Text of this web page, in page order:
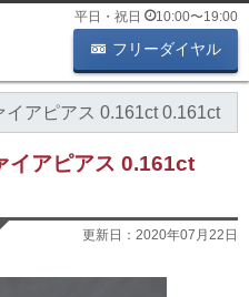
平日・祝日 10:00〜19:00
フリーダイヤル
アピアス 0.161ct 0.161ct
イアピアス 0.161ct
更新日： 2020年07月22日